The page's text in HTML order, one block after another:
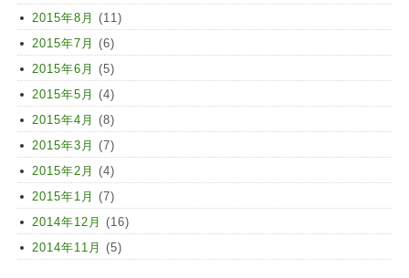
2015年8月 (11)
2015年7月 (6)
2015年6月 (5)
2015年5月 (4)
2015年4月 (8)
2015年3月 (7)
2015年2月 (4)
2015年1月 (7)
2014年12月 (16)
2014年11月 (5)